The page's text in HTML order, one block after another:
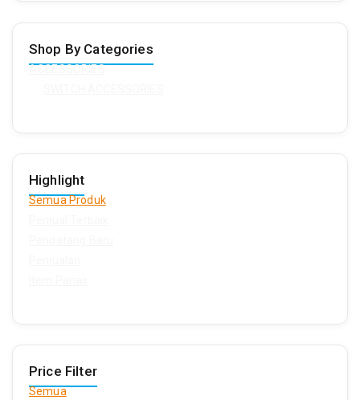
Shop By Categories
ACCESSORIES
Highlight
Semua Produk
Price Filter
Semua